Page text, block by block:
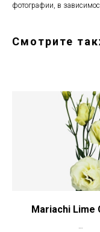
фотографии, в
Смотрите
Mariachi Lime